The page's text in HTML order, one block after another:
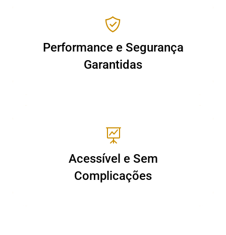
Performance e Segurança
Garantidas
Performance e Segurança
Garantidas
Acessível e Sem
Complicações
Acessível e Sem
Complicações